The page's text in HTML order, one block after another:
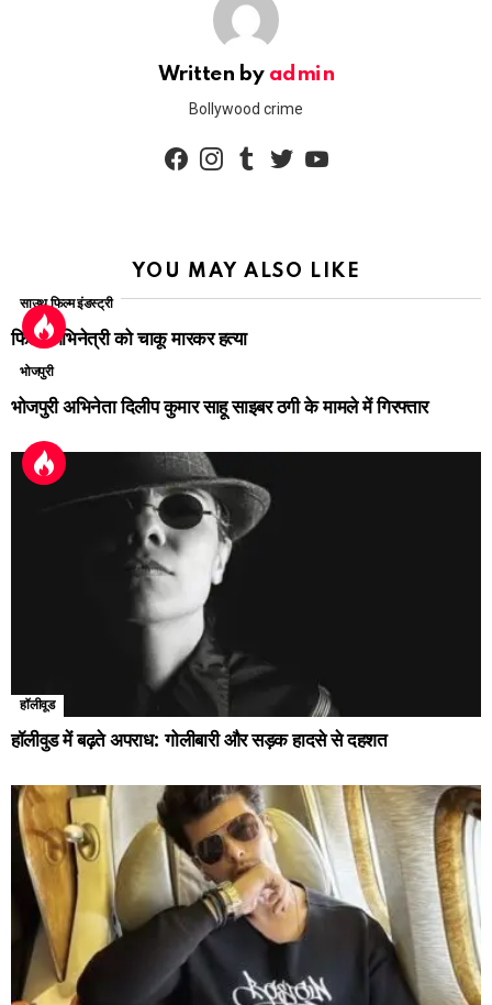
Written by admin
Bollywood crime
facebookinstagram
YOU MAY ALSO LIKE
साउथ फिल्म इंडस्ट्री
फिल्म अभिनेत्री को चाकू मारकर हत्या
भोजपुरी
भोजपुरी अभिनेता दिलीप कुमार साहू साइबर ठगी के मामले में गिरफ्तार
हॉलीवूड
हॉलीवुड में बढ़ते अपराध: गोलीबारी और सड़क हादसे से दहशत